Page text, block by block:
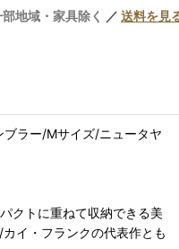
地域・家具除く ／ 送料を見
ラー/Mサイズ/ニュータヤ
クトに重ねて収納できる美
イ・フランクの代表作とも